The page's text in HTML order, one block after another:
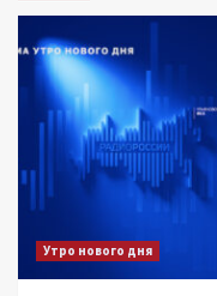
Утро нового дня